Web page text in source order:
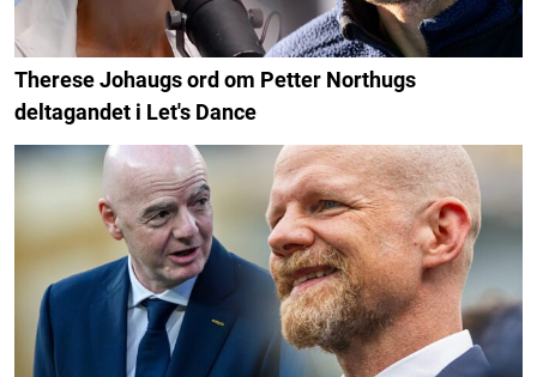
Therese Johaugs ord om Petter Northugs
deltagandet i Let's Dance